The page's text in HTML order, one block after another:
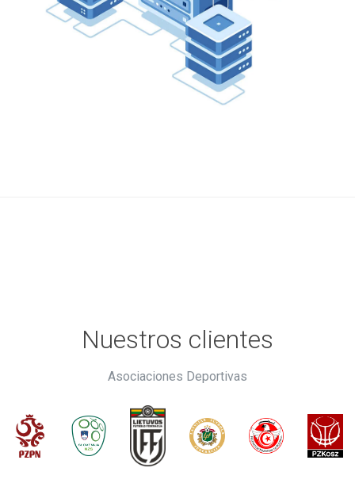
Nuestros clientes
Asociaciones Deportivas